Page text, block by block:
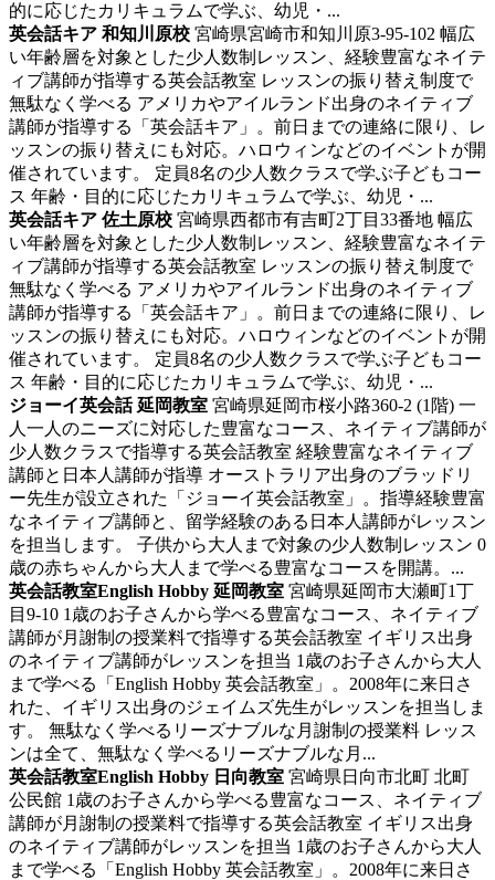
的に応じたカリキュラムで学ぶ、幼児・...
英会話キア 和知川原校 宮崎県宮崎市和知川原3-95-102 幅広
い年齢層を対象とした少人数制レッスン、経験豊富なネイテ
ィブ講師が指導する英会話教室 レッスンの振り替え制度で
無駄なく学べる アメリカやアイルランド出身のネイティブ
講師が指導する「英会話キア」。前日までの連絡に限り、レ
ッスンの振り替えにも対応。ハロウィンなどのイベントが開
催されています。 定員8名の少人数クラスで学ぶ子どもコー
ス 年齢・目的に応じたカリキュラムで学ぶ、幼児・...
英会話キア 佐土原校 宮崎県西都市有吉町2丁目33番地 幅広
い年齢層を対象とした少人数制レッスン、経験豊富なネイテ
ィブ講師が指導する英会話教室 レッスンの振り替え制度で
無駄なく学べる アメリカやアイルランド出身のネイティブ
講師が指導する「英会話キア」。前日までの連絡に限り、レ
ッスンの振り替えにも対応。ハロウィンなどのイベントが開
催されています。 定員8名の少人数クラスで学ぶ子どもコー
ス 年齢・目的に応じたカリキュラムで学ぶ、幼児・...
ジョーイ英会話 延岡教室 宮崎県延岡市桜小路360-2 (1階) 一
人一人のニーズに対応した豊富なコース、ネイティブ講師が
少人数クラスで指導する英会話教室 経験豊富なネイティブ
講師と日本人講師が指導 オーストラリア出身のブラッドリ
ー先生が設立された「ジョーイ英会話教室」。指導経験豊富
なネイティブ講師と、留学経験のある日本人講師がレッスン
を担当します。 子供から大人まで対象の少人数制レッスン 0
歳の赤ちゃんから大人まで学べる豊富なコースを開講。...
英会話教室English Hobby 延岡教室 宮崎県延岡市大瀬町1丁
目9-10 1歳のお子さんから学べる豊富なコース、ネイティブ
講師が月謝制の授業料で指導する英会話教室 イギリス出身
のネイティブ講師がレッスンを担当 1歳のお子さんから大人
まで学べる「English Hobby 英会話教室」。2008年に来日さ
れた、イギリス出身のジェイムズ先生がレッスンを担当しま
す。 無駄なく学べるリーズナブルな月謝制の授業料 レッス
ンは全て、無駄なく学べるリーズナブルな月...
英会話教室English Hobby 日向教室 宮崎県日向市北町 北町
公民館 1歳のお子さんから学べる豊富なコース、ネイティブ
講師が月謝制の授業料で指導する英会話教室 イギリス出身
のネイティブ講師がレッスンを担当 1歳のお子さんから大人
まで学べる「English Hobby 英会話教室」。2008年に来日さ